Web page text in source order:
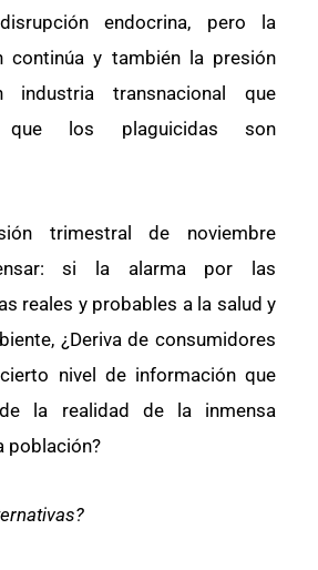
endocrina, pero la
continúa y también la presión
transnacional que
que los plaguicidas son
trimestral de noviembre
si la alarma por las
reales y probables a la salud y
¿Deriva de consumidores
nivel de información que
la realidad de la inmensa
población?